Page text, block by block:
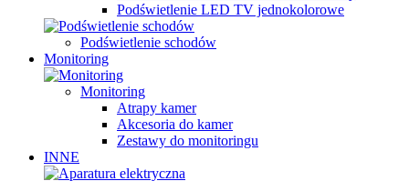
Podświetlenie LED TV jednokolorowe
Podświetlenie schodów
Monitoring
Monitoring
Atrapy kamer
Akcesoria do kamer
Zestawy do monitoringu
INNE